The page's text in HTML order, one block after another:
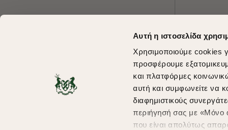
Αυτή η ιστοσελίδα
Χρησιμοποιούμε cookies
προσφέρουμε
και πλατφόρμες
αυτή και συμφωνείτε να
διαφημιστικούς
περιήγησή σας με «Μόνο
που είναι απολύτως